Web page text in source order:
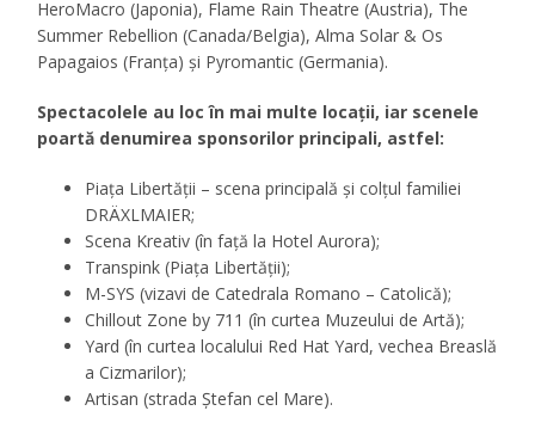
HeroMacro (Japonia), Flame Rain Theatre (Austria), The
Summer Rebellion (Canada/Belgia), Alma Solar & Os
Papagaios (Franța) și Pyromantic (Germania).
Spectacolele au loc în mai multe locații, iar scenele
poartă denumirea sponsorilor principali, astfel:
Piața Libertății – scena principală și colțul familiei
DRÄXLMAIER;
Scena Kreativ (în față la Hotel Aurora);
Transpink (Piața Libertății);
M-SYS (vizavi de Catedrala Romano – Catolică);
Chillout Zone by 711 (în curtea Muzeului de Artă);
Yard (în curtea localului Red Hat Yard, vechea Breaslă
a Cizmarilor);
Artisan (strada Ștefan cel Mare).